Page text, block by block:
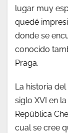
lugar muy
quedé
donde se
conocido
Praga.
La historia
siglo XVI en
República
cual se cree